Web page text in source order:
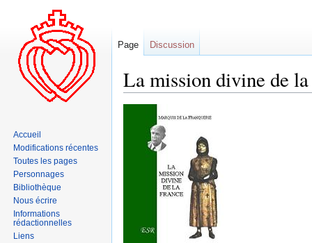
La mission divine de
Page Discussion
Accueil
Modifications récentes
Toutes les pages
Personnages
Bibliothèque
Nous écrire
Informations
rédactionnelles
Liens